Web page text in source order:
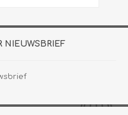
NIEUWSBRIEF